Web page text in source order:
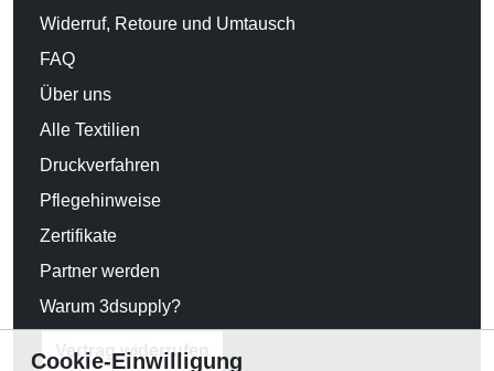
Widerruf, Retoure und Umtausch
FAQ
Über uns
Alle Textilien
Druckverfahren
Pflegehinweise
Zertifikate
Partner werden
Warum 3dsupply?
Vertrag widerrufen
Cookie-Einwilligung